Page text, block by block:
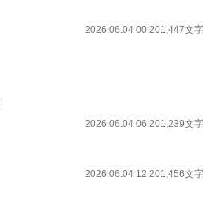
2026.06.04 00:201,447文字
2026.06.04 06:201,239文字
2026.06.04 12:201,456文字